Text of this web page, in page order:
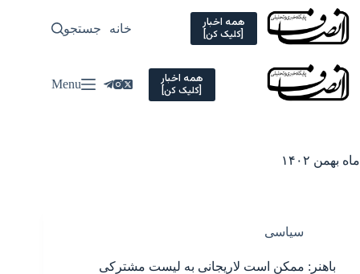
Skip
content
همه اخبار
[کلیک کن] خانه سیاسی
جستجو
همه اخبار
[کلیک کن] Menu
ماه بهمن ۱۴۰۲
سیاسی
باهنر: ممکن است لاریجانی به لیست مشترکی